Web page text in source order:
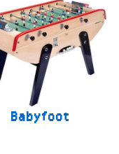
Babyfoot